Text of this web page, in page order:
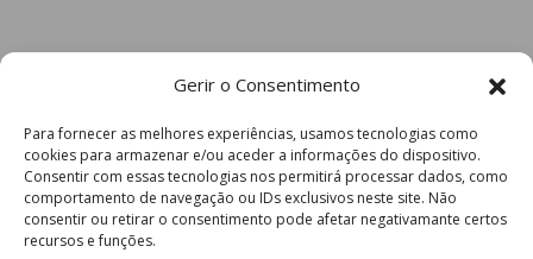
Gerir o Consentimento
Para fornecer as melhores experiências, usamos tecnologias como
cookies para armazenar e/ou aceder a informações do dispositivo.
Consentir com essas tecnologias nos permitirá processar dados, como
comportamento de navegação ou IDs exclusivos neste site. Não
consentir ou retirar o consentimento pode afetar negativamante certos
recursos e funções.